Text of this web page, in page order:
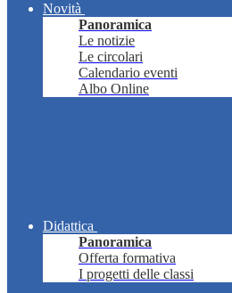
Novità
Panoramica
Le notizie
Le circolari
Calendario eventi
Albo Online
Didattica
Panoramica
Offerta formativa
I progetti delle classi